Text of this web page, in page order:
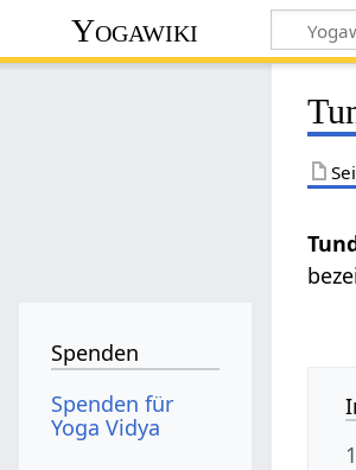
Yogawiki
1
Spenden
Spenden für
Yoga Vidya